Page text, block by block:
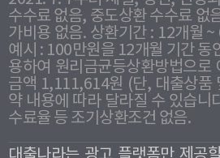
수수료 없음, 중도상환 수수료 없
가비용 없음. 상환기간 : 12개월
예시 : 100만원을 12개월 기간 동
용하여 원리금균등상환방법으로
금액 1,111,614원 (단, 대출상품
약 내용에 따라 달라질 수 있습니
수료율 등 조기상환조건 없음.